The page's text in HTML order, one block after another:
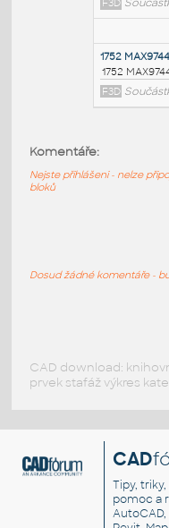
1982
1982
F3D
1752
Komentáře:
Nejste přihlášeni - nelze
bloků
Dosud žádné komentáře -
CAD download:
prvek stafáž výkres
CAD
Tipy,
pomoc a
AutoCAD,